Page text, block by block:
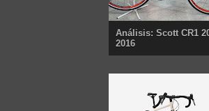
Análisis: Scott CR1
2016